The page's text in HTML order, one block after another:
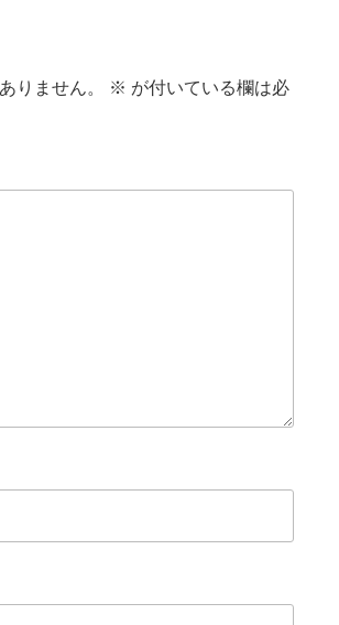
りません。 ※ が付いている欄は必